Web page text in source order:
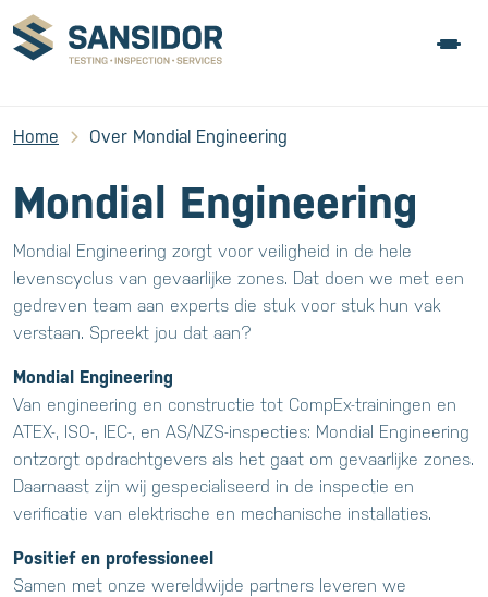
Home Over Mondial Engineering
Mondial Engineering
Mondial Engineering zorgt voor veiligheid in de hele
levenscyclus van gevaarlijke zones. Dat doen we met een
gedreven team aan experts die stuk voor stuk hun vak
verstaan. Spreekt jou dat aan?
Mondial Engineering
Van engineering en constructie tot CompEx-trainingen en
ATEX-, ISO-, IEC-, en AS/NZS-inspecties: Mondial Engineering
ontzorgt opdrachtgevers als het gaat om gevaarlijke zones.
Daarnaast zijn wij gespecialiseerd in de inspectie en
verificatie van elektrische en mechanische installaties.
Positief en professioneel
Samen met onze wereldwijde partners leveren we